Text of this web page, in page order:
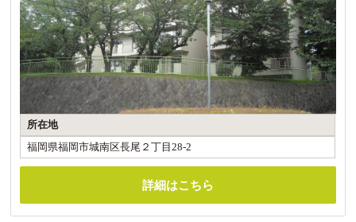
所在地
福岡県福岡市城南区長尾２丁目28-2
詳細はこちら